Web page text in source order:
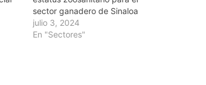
sector ganadero de Sinaloa
julio 3, 2024
En "Sectores"